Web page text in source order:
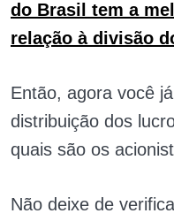
do Brasil tem a
relação à divisão
Então, agora você
distribuição dos
quais são os
Não deixe de